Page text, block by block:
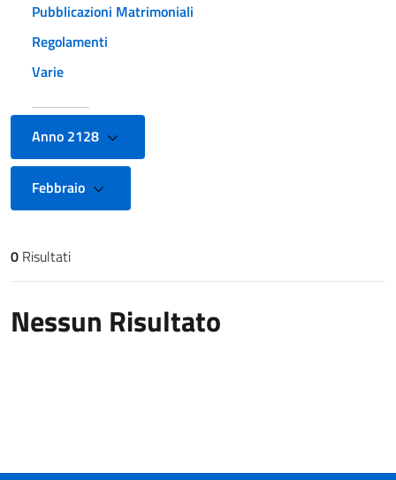
Pubblicazioni Matrimoniali
Regolamenti
Varie
Anno 2128
Febbraio
Risultati di ricerca
0 Risultati
Nessun Risultato